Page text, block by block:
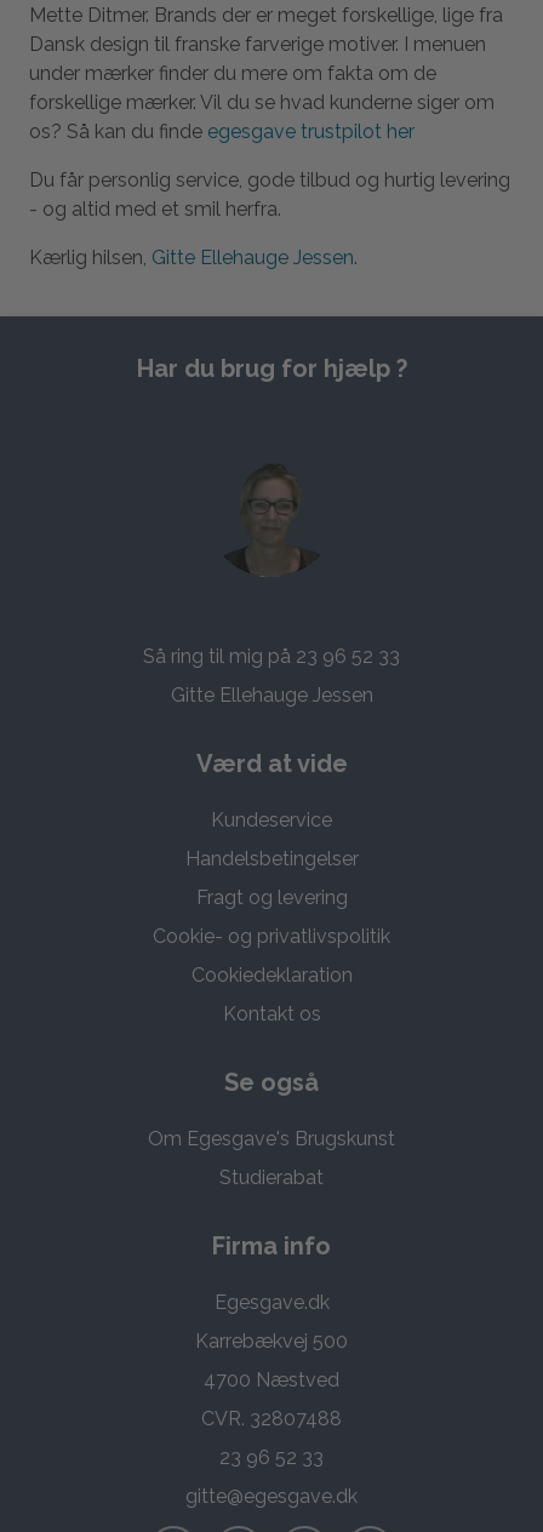
Mette Ditmer. Brands der er meget forskellige, lige fra
Dansk design til franske farverige motiver. I menuen
under mærker finder du mere om fakta om de
forskellige mærker. Vil du se hvad kunderne siger om
os? Så kan du finde egesgave trustpilot her
Du får personlig service, gode tilbud og hurtig levering
- og altid med et smil herfra.
Kærlig hilsen, Gitte Ellehauge Jessen.
Har du brug for hjælp ?
Så ring til mig på 23 96 52 33
Gitte Ellehauge Jessen
Værd at vide
Kundeservice
Handelsbetingelser
Fragt og levering
Cookie- og privatlivspolitik
Cookiedeklaration
Kontakt os
Se også
Om Egesgave's Brugskunst
Studierabat
Firma info
Egesgave.dk
Karrebækvej 500
4700 Næstved
CVR. 32807488
23 96 52 33
gitte@egesgave.dk